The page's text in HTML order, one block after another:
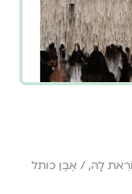
לָהּ, / אֶבֶן כותל